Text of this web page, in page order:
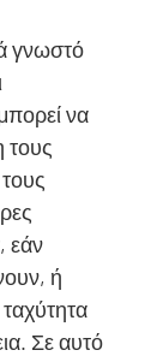
γνωστό
να
τους
εάν
ή
Σε αυτό